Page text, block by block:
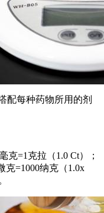
配每种药物所用的剂
克=1克拉（1.0 Ct）；
克=1000纳克（1.0x